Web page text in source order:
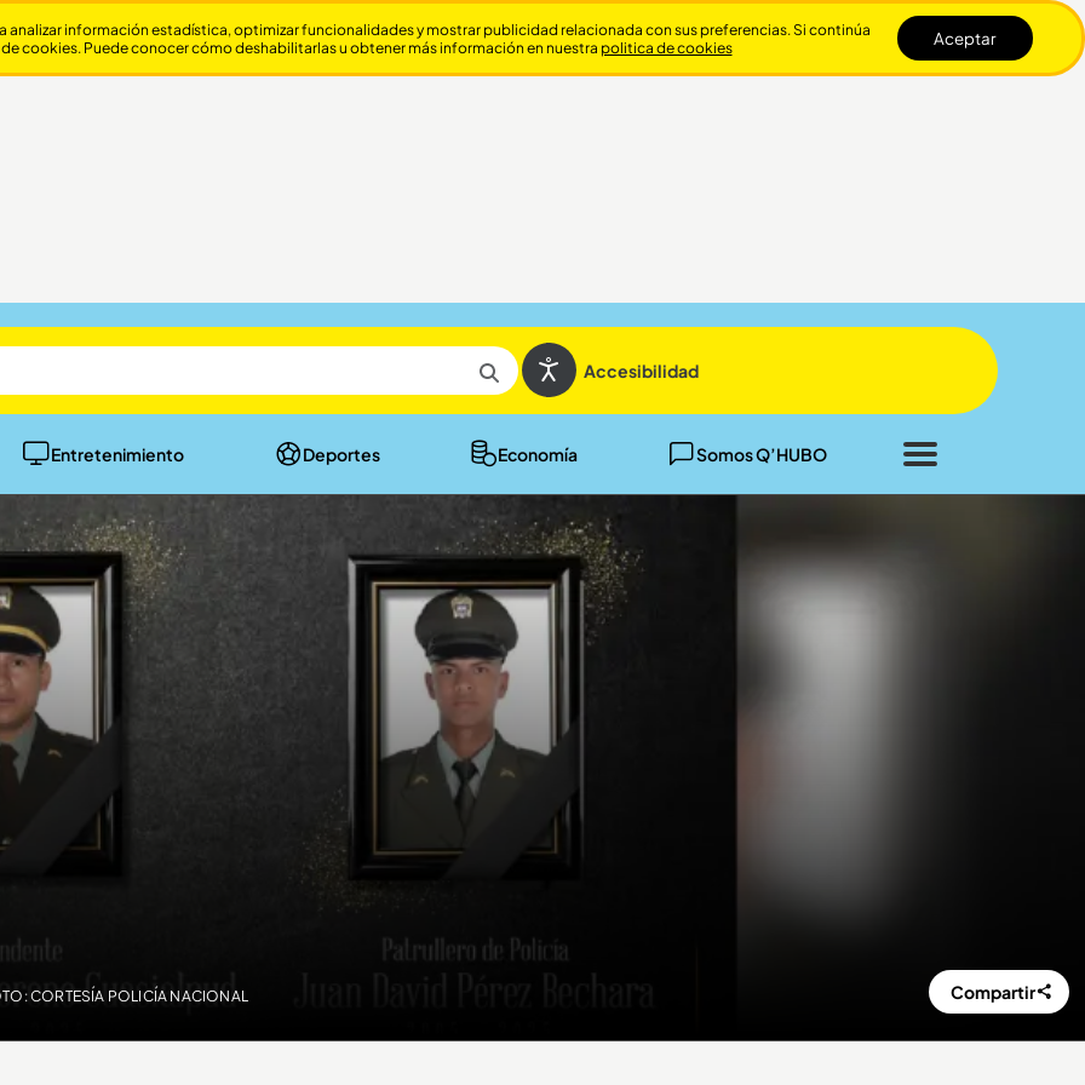
Accesibilidad
Entretenimiento Deportes Economía Somos Q’HUBO
Cerrar
CORTESÍA POLICÍA NACIONAL Compartir
información estadística, optimizar funcionalidades y mostrar publicidad relacionada con sus preferencias. Si continúa
cookies. Puede conocer cómo deshabilitarlas u obtener más información en nuestra politica de cookies Aceptar